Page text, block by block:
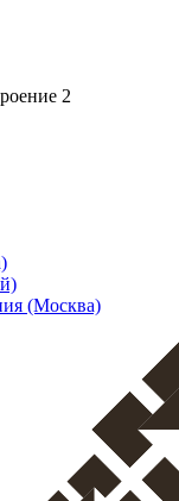
2
(Москва)